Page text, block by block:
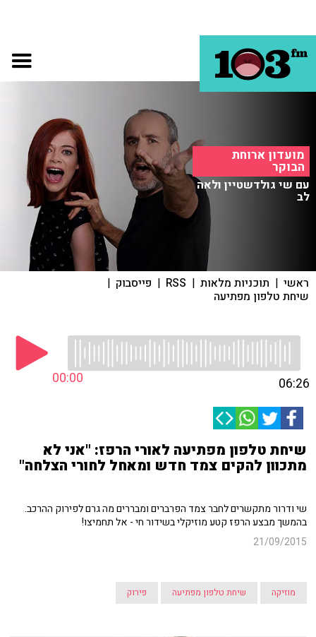
מועדון ארוחת
הבוקר
עם שי גולדשטיין ולאה
לב
ראשי | תוכניות מלאות |
RSS
| פייסבוק |
שיחת טלפון מפתיעה
00:00 06:26
שיחת טלפון מפתיעה לאורי הרפז: "אני לא
מתכוון להקים צמד חדש ומאחל לחורי הצלחה"
שי ודרור מתקשרים לחבר צמד הפרברים ומבררים מה גרם לפירוק ההרכב.
בהמשך מבצע הרפז קטע מוזיקלי בשידור חי - אל תחמיצו!
21/09/2015
מוזיקה שיחת טלפון מפתיעה פירוק